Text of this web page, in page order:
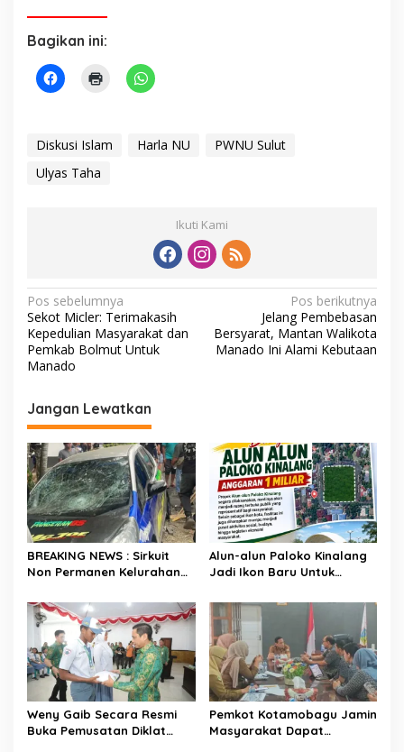
Bagikan ini:
Diskusi Islam Harla NU
PWNU Sulut
Ulyas Taha
Ikuti Kami
N
a
v
g
a
s
i
p
o
s
Pos sebelumnya
Sekot Micler: Terimakasih
Kepedulian Masyarakat dan
Pemkab Bolmut Untuk
Manado
Pos berikutnya
Jelang Pembebasan
Bersyarat, Mantan Walikota
Manado Ini Alami Kebutaan
Jangan Lewatkan
BREAKING NEWS : Sirkuit
Non Permanen Kelurahan
Peserta Hilang Kendali
Tabrak Penonton
Alun-alun Paloko Kinalang
Jadi Ikon Baru Untuk
Kotamobagu
Weny Gaib Secara Resmi
Buka Pemusatan Diklat
Pemkot Kotamobagu Jamin
Masyarakat Dapat